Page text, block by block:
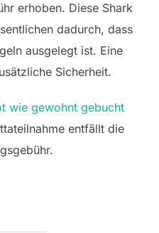
erhoben. Diese Shark
dadurch, dass
ausgelegt ist. Eine
Sicherheit.
wie gewohnt gebucht
entfällt die